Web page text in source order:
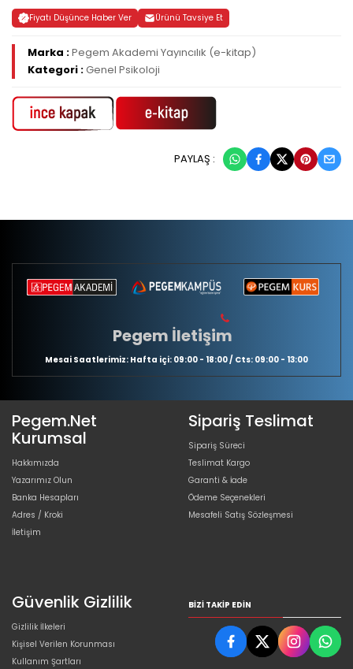
Fiyatı Düşünce Haber Ver Ürünü Tavsiye Et
Marka :Pegem Akademi Yayıncılık (e-kitap)
Kategori :Genel Psikoloji
PAYLAŞ :
Pegem İletişim
Mesai Saatlerimiz: Hafta içi: 09:00 - 18:00 / Cts: 09:00 - 13:00
Pegem.Net
Kurumsal
Hakkımızda
Yazarımız Olun
Banka Hesapları
Adres / Kroki
İletişim
Sipariş Teslimat
Sipariş Süreci
Teslimat Kargo
Garanti & İade
Ödeme Seçenekleri
Mesafeli Satış Sözleşmesi
Güvenlik Gizlilik
Gizlilik İlkeleri
Kişisel Verilen Korunması
Kullanım Şartları
BIZI TAKIP EDIN